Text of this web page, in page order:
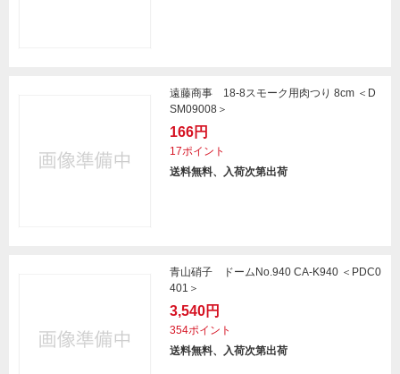
遠藤商事 18-8スモーク用肉つり 8cm ＜D
SM09008＞
166円
17ポイント
送料無料、入荷次第出荷
青山硝子 ドームNo.940 CA-K940 ＜PDC0
401＞
3,540円
354ポイント
送料無料、入荷次第出荷